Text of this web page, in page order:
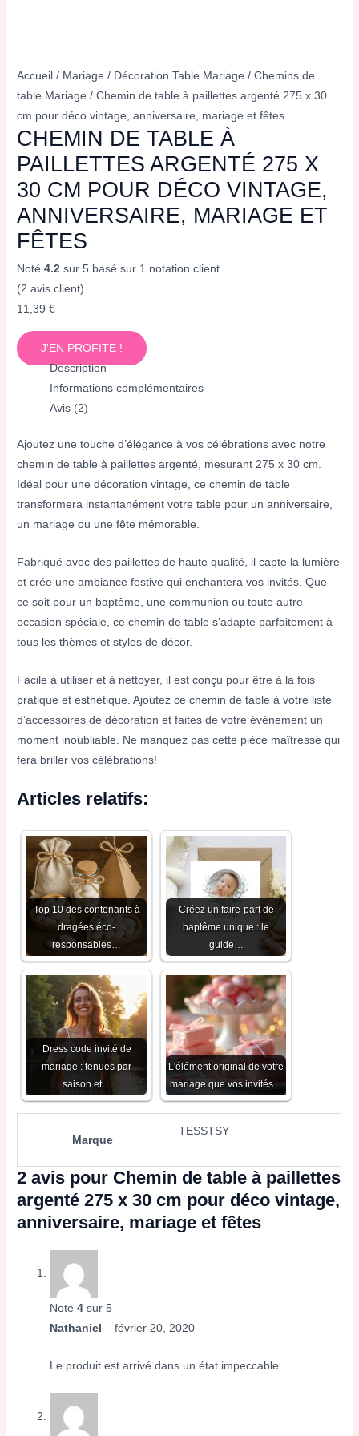
Accueil / Mariage / Décoration Table Mariage /Chemins de
table Mariage / Chemin de table à paillettes argenté 275 x 30
cm pour déco vintage, anniversaire, mariage et fêtes
CHEMIN DE TABLE À
PAILLETTES ARGENTÉ 275 X
30 CM POUR DÉCO VINTAGE,
ANNIVERSAIRE, MARIAGE ET
FÊTES
Noté4.2 sur 5 basé sur 1 notation client
(2 avis client)
11,39€
J'EN PROFITE !
Description
Informations complémentaires
Avis (2)
Ajoutez une touche d’élégance à vos célébrations avec notre
chemin de table à paillettes argenté, mesurant 275 x 30 cm.
Idéal pour une décoration vintage, ce chemin de table
transformera instantanément votre table pour un anniversaire,
un mariage ou une fête mémorable.
Fabriqué avec des paillettes de haute qualité, il capte la lumière
et crée une ambiance festive qui enchantera vos invités. Que
ce soit pour un baptême, une communion ou toute autre
occasion spéciale, ce chemin de table s’adapte parfaitement à
tous les thèmes et styles de décor.
Facile à utiliser et à nettoyer, il est conçu pour être à la fois
pratique et esthétique. Ajoutez ce chemin de table à votre liste
d’accessoires de décoration et faites de votre événement un
moment inoubliable. Ne manquez pas cette pièce maîtresse qui
fera briller vos célébrations!
Articles relatifs:
Top 10 des contenants à
dragées éco-
responsables…
Créez un faire-part de
baptême unique : le
guide…
Dress code invité de
mariage : tenues par
saison et…
L'élément original de votre
mariage que vos invités…
Marque
TESSTSY
2 avis pour Chemin de table à paillettes
argenté 275 x 30 cm pour déco vintage,
anniversaire, mariage et fêtes
Note4 sur 5
Nathaniel– février 20, 2020
Le produit est arrivé dans un état impeccable.